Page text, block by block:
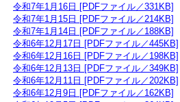
令和7年1月16日 [PDFファイル／331KB]
令和7年1月15日 [PDFファイル／214KB]
令和7年1月14日 [PDFファイル／188KB]
令和6年12月17日 [PDFファイル／445KB]
令和6年12月16日 [PDFファイル／198KB]
令和6年12月13日 [PDFファイル／349KB]
令和6年12月11日 [PDFファイル／202KB]
令和6年12月9日 [PDFファイル／162KB]